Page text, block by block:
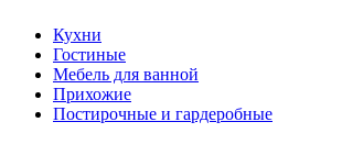
Кухни
Гостиные
Мебель для ванной
Прихожие
Постирочные и гардеробные